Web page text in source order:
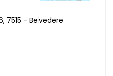
7515 - Belvedere